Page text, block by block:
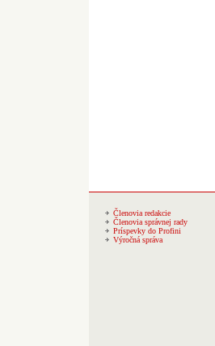
Členovia redakcie
Členovia správnej rady
Príspevky do Profini
Výročná správa